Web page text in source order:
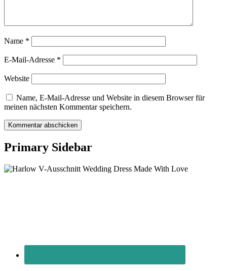
Name *
E-Mail-Adresse *
Website
Name, E-Mail-Adresse und Website in diesem Browser für
meinen nächsten Kommentar speichern.
Primary Sidebar